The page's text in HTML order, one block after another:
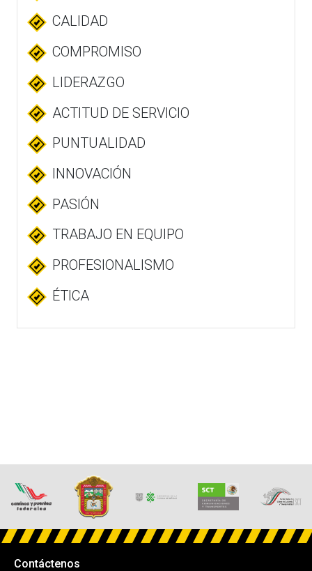
CALIDAD
COMPROMISO
LIDERAZGO
ACTITUD DE SERVICIO
PUNTUALIDAD
INNOVACIÓN
PASIÓN
TRABAJO EN EQUIPO
PROFESIONALISMO
ÉTICA
Contáctenos